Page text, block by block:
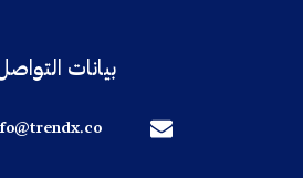
بيانات